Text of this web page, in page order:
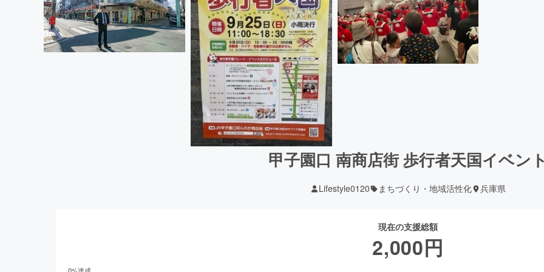
甲子園口 南商店街 歩行者天国イベン
Lifestyle0120 まちづくり・地域活性化 兵庫県
現在の支援総額
2,000円